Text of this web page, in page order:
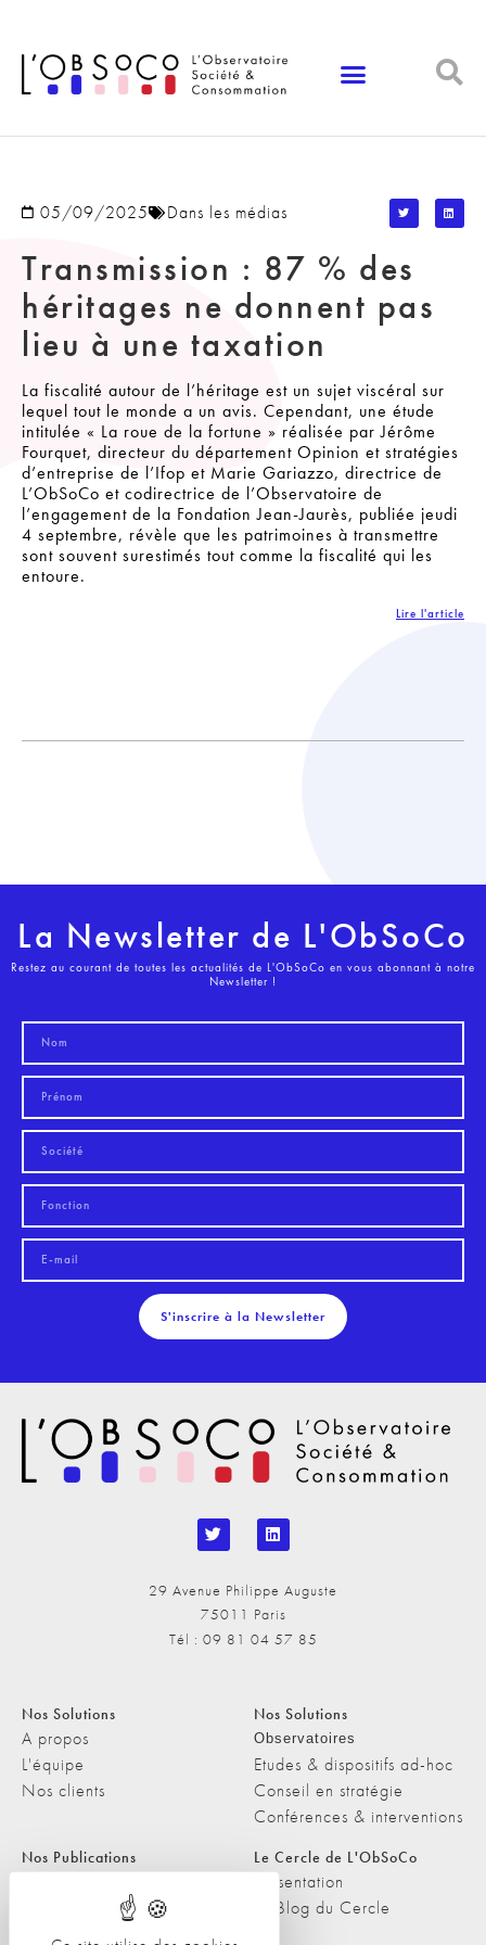
05/09/2025 Dans les médias
Transmission : 87 % des
héritages ne donnent pas
lieu à une taxation
La fiscalité autour de l’héritage est un sujet viscéral sur
lequel tout le monde a un avis. Cependant, une étude
intitulée « La roue de la fortune » réalisée par Jérôme
Fourquet, directeur du département Opinion et stratégies
d’entreprise de l’Ifop et Marie Gariazzo, directrice de
L’ObSoCo et codirectrice de l’Observatoire de
l’engagement de la Fondation Jean-Jaurès, publiée jeudi
4 septembre, révèle que les patrimoines à transmettre
sont souvent surestimés tout comme la fiscalité qui les
entoure.
Lire l'article
La Newsletter de L'ObSoCo
Restez au courant de toutes les actualités de L'ObSoCo en vous abonnant à notre
Newsletter !
S'inscrire à la Newsletter
29 Avenue Philippe Auguste
75011 Paris
Tél : 09 81 04 57 85
Nos Solutions
A propos
L'équipe
Nos clients
Nos Solutions
Observatoires
Etudes & dispositifs ad-hoc
Conseil en stratégie
Conférences & interventions
Nos Publications
Les Podcasts de L'ObSoCo
L'ObSoCo dans les médias
Le Cercle de L'ObSoCo
Présentation
Le Blog du Cercle